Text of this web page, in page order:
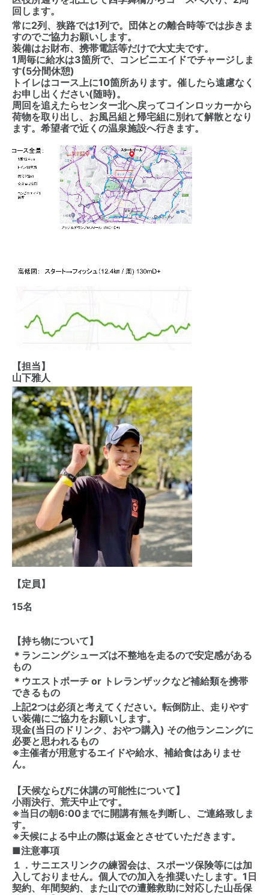
回します。
常に2列、狭路では1列で。団体との離合時等では歩きま
すのでご協力お願いします。
装備はお財布、携帯電話等だけで大丈夫です。
1周毎に給水は3箇所で、コンビニエイドでチャージしま
す(5分間休憩)
トイレはコース上に10箇所あります。催したら遠慮なく
お申し出ください(随時)。
周回を追えたらセンター北へ戻ってコインロッカーから
荷物を取り出し、お風呂組と帰宅組に別れて解散となり
ます。希望者で近くの温泉施設へ行きます。
【担当】
山下雅人
【定員】
15名
【持ち物について】
＊ランニングシューズは不整地を走るので安定感がある
もの
＊ウエストポーチ or トレランザックなど補給類を携帯
できるもの
上記2つは必須と考えてください。転倒防止、走りやす
い装備にご協力をお願いします。
現金(当日のドリンク、おやつ購入) その他ランニングに
必要と思われるもの
※主催者が用意するエイドや給水、補給食はありませ
ん。
【天候ならびに休講の可能性について】
小雨決行、荒天中止です。
※当日の朝6:00までに開講有無を判断し、ご連絡致しま
す。
※天候による中止の際は返金とさせていただきます。
■注意事項
１．サニエスリンクの練習会は、スポーツ保険等には加
入しておりません。個人での加入を推奨いたします。1日
契約、年間契約、また山での遭難救助に対応した山岳保